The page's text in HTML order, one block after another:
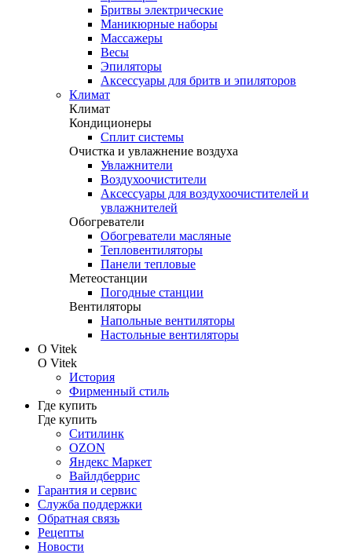
Бритвы электрические
Маникюрные наборы
Массажеры
Весы
Эпиляторы
Аксессуары для бритв и эпиляторов
Климат
Климат
Кондиционеры
Сплит системы
Очистка и увлажнение воздуха
Увлажнители
Воздухоочистители
Аксессуары для воздухоочистителей и
увлажнителей
Обогреватели
Обогреватели масляные
Тепловентиляторы
Панели тепловые
Метеостанции
Погодные станции
Вентиляторы
Напольные вентиляторы
Настольные вентиляторы
О Vitek
О Vitek
История
Фирменный стиль
Где купить
Где купить
Ситилинк
OZON
Яндекс Маркет
Вайлдберрис
Гарантия и сервис
Служба поддержки
Обратная связь
Рецепты
Новости